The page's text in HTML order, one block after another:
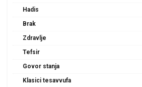
Hadis
Brak
Zdravlje
Tefsir
Govor stanja
Klasici tesavvufa